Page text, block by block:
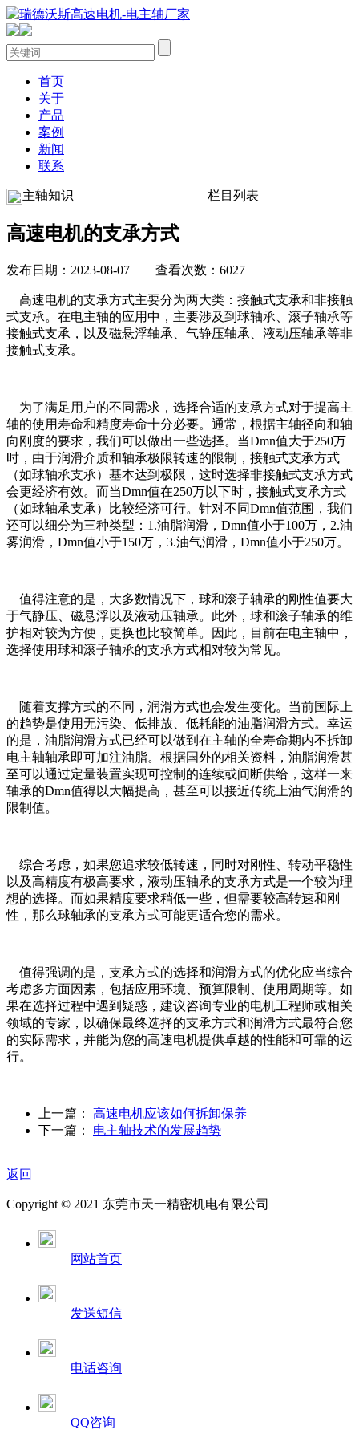
首页
关于
产品
案例
新闻
联系
主轴知识 栏目列表
高速电机的支承方式
发布日期：2023-08-07 查看次数：6027
高速电机的支承方式主要分为两大类：接触式支承和非接触
式支承。在电主轴的应用中，主要涉及到球轴承、滚子轴承等
接触式支承，以及磁悬浮轴承、气静压轴承、液动压轴承等非
接触式支承。
为了满足用户的不同需求，选择合适的支承方式对于提高主
轴的使用寿命和精度寿命十分必要。通常，根据主轴径向和轴
向刚度的要求，我们可以做出一些选择。当Dmn值大于250万
时，由于润滑介质和轴承极限转速的限制，接触式支承方式
（如球轴承支承）基本达到极限，这时选择非接触式支承方式
会更经济有效。而当Dmn值在250万以下时，接触式支承方式
（如球轴承支承）比较经济可行。针对不同Dmn值范围，我们
还可以细分为三种类型：1.油脂润滑，Dmn值小于100万，2.油
雾润滑，Dmn值小于150万，3.油气润滑，Dmn值小于250万。
值得注意的是，大多数情况下，球和滚子轴承的刚性值要大
于气静压、磁悬浮以及液动压轴承。此外，球和滚子轴承的维
护相对较为方便，更换也比较简单。因此，目前在电主轴中，
选择使用球和滚子轴承的支承方式相对较为常见。
随着支撑方式的不同，润滑方式也会发生变化。当前国际上
的趋势是使用无污染、低排放、低耗能的油脂润滑方式。幸运
的是，油脂润滑方式已经可以做到在主轴的全寿命期内不拆卸
电主轴轴承即可加注油脂。根据国外的相关资料，油脂润滑甚
至可以通过定量装置实现可控制的连续或间断供给，这样一来
轴承的Dmn值得以大幅提高，甚至可以接近传统上油气润滑的
限制值。
综合考虑，如果您追求较低转速，同时对刚性、转动平稳性
以及高精度有极高要求，液动压轴承的支承方式是一个较为理
想的选择。而如果精度要求稍低一些，但需要较高转速和刚
性，那么球轴承的支承方式可能更适合您的需求。
值得强调的是，支承方式的选择和润滑方式的优化应当综合
考虑多方面因素，包括应用环境、预算限制、使用周期等。如
果在选择过程中遇到疑惑，建议咨询专业的电机工程师或相关
领域的专家，以确保最终选择的支承方式和润滑方式最符合您
的实际需求，并能为您的高速电机提供卓越的性能和可靠的运
行。
上一篇： 高速电机应该如何拆卸保养
下一篇： 电主轴技术的发展趋势
返回
Copyright © 2021 东莞市天一精密机电有限公司
网站首页
发送短信
电话咨询
QQ咨询